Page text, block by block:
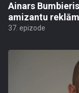
Ainars
amizantu
37. epizode